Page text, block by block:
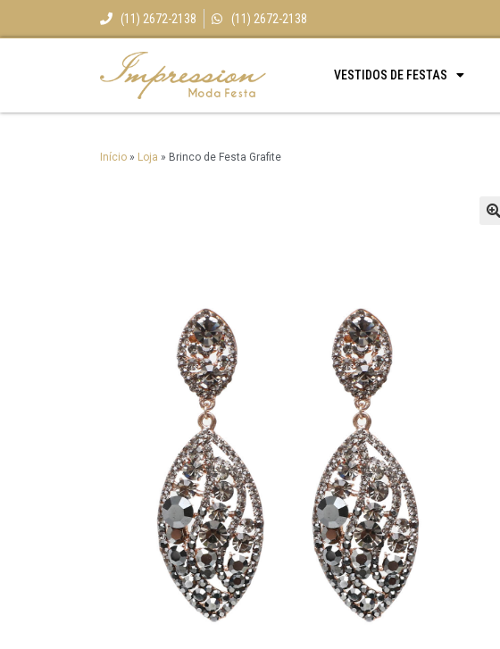
(11) 2672-2138 (11) 2672-2138
VESTIDOS DE FESTAS
Início » Loja » Brinco de Festa Grafite